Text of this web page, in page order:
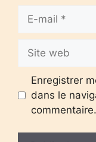
mail
web
Enregistrer
dans le
commentaire.